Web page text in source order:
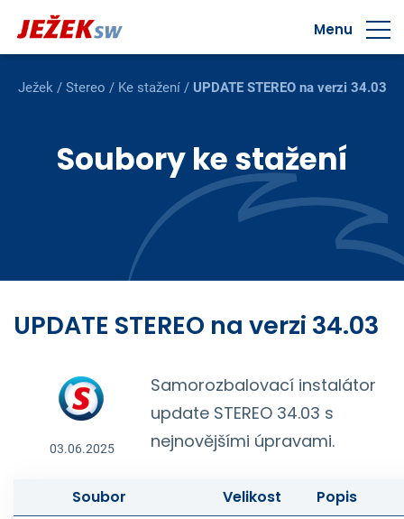
Menu
Ježek/ Stereo / Ke stažení/ UPDATE STEREO na verzi 34.03
Soubory ke stažení
UPDATE STEREO na verzi 34.03
03.06.2025
Samorozbalovací instalátor
update STEREO 34.03 s
nejnovějšími úpravami.
Soubor Velikost Popis